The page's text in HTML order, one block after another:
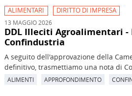
ALIMENTARI DIRITTO DI IMPRESA
13 MAGGIO 2026
DDL Illeciti Agroalimentari -
Confindustria
A seguito dell'approvazione della
definitivo, trasmettiamo una nota di
ALIMENTI APPROFONDIMENTO